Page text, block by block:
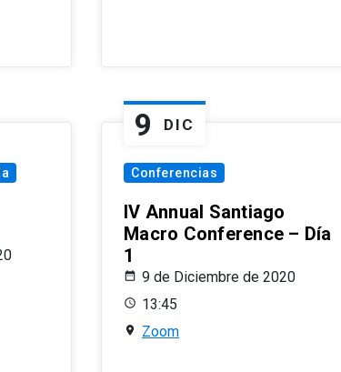
9 DIC
Conferencias
IV Annual Santiago
Macro Conference – Día
1
9 de Diciembre de 2020
13:45
Zoom